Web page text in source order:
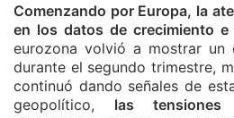
Comenzando por Europa, la
en los datos de crecimiento e
eurozona volvió a mostrar un
durante el segundo trimestre,
continuó dando señales de
geopolítico, las